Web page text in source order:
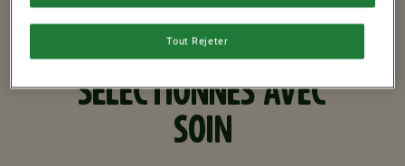
NOS INGRÉDIENTS
SÉLECTIONNÉS AVEC
SOIN
Tout Rejeter